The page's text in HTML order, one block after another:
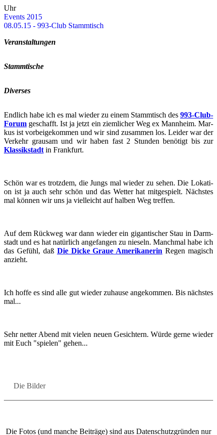
Uhr
Events 2015
08.05.15 - 993-Club Stamm­tisch
Ver­an­stal­tun­gen
Stamm­ti­sche
Di­ver­ses
End­lich habe ich es mal wie­der zu einem Stamm­tisch des 993-​​​Club-
Forum ge­schafft. Ist ja jetzt ein ziem­li­cher Weg ex Mann­heim. Mar­
kus ist vor­bei­ge­kom­men und wir sind zu­sam­men los. Lei­der war der
Ver­kehr grau­sam und wir haben fast 2 Stun­den be­nö­tigt bis zur
Klas­sik­stadt in Frank­furt.
Schön war es trotz­dem, die Jungs mal wie­der zu sehen. Die Lo­ka­ti­
on ist ja auch sehr schön und das Wet­ter hat mit­ge­spielt. Nächs­tes
mal kön­nen wir uns ja viel­leicht auf hal­ben Weg tref­fen.
Auf dem Rück­weg war dann wie­der ein gi­gan­ti­scher Stau in Darm­
stadt und es hat na­tür­lich an­ge­fan­gen zu nie­seln. Manch­mal habe ich
das Ge­fühl, daß Die Dicke Graue Ame­ri­ka­ne­rin Regen ma­gisch
an­zieht.
Ich hoffe es sind alle gut wie­der zu­hau­se an­ge­kom­men. Bis nächs­tes
mal...
Sehr net­ter Abend mit vie­len neuen Ge­sich­tern. Würde gerne wie­der
mit Euch "spie­len" gehen...
Die Bil­der
Die Fotos (und man­che Bei­trä­ge) sind aus Da­ten­schutz­grün­den nur